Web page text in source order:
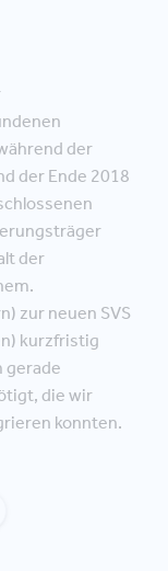
der
der Ende 2018
der
zur neuen SVS
kurzfristig
gerade
die wir
konnten.